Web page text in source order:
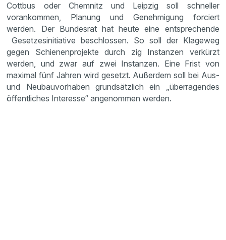
Cottbus oder Chemnitz und Leipzig soll schneller
vorankommen, Planung und Genehmigung forciert
werden. Der Bundesrat hat heute eine entsprechende
Gesetzesinitiative beschlossen. So soll der Klageweg
gegen Schienenprojekte durch zig Instanzen verkürzt
werden, und zwar auf zwei Instanzen. Eine Frist von
maximal fünf Jahren wird gesetzt. Außerdem soll bei Aus-
und Neubauvorhaben grundsätzlich ein „überragendes
öffentliches Interesse“ angenommen werden.